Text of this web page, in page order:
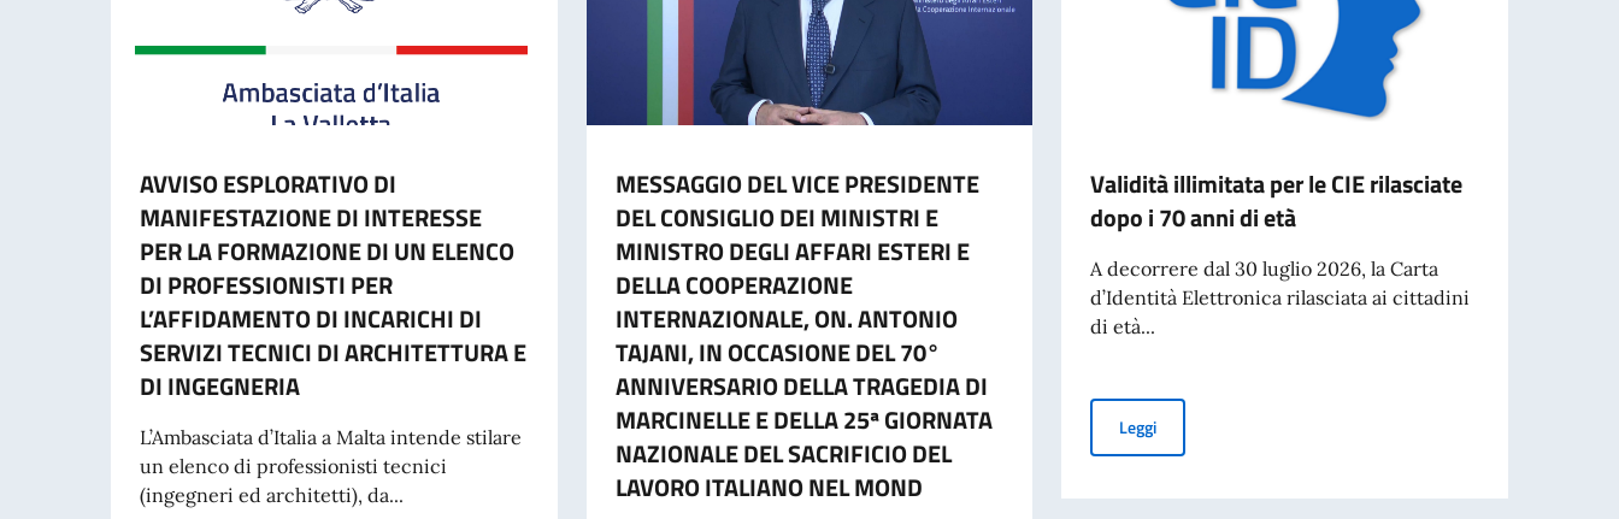
AVVISO ESPLORATIVO DI
MANIFESTAZIONE DI INTERESSE
PER LA FORMAZIONE DI UN ELENCO
DI PROFESSIONISTI PER
L’AFFIDAMENTO DI INCARICHI DI
SERVIZI TECNICI DI ARCHITETTURA E
DI INGEGNERIA
L’Ambasciata d’Italia a Malta intende stilare
un elenco di professionisti tecnici
(ingegneri ed architetti), da...
MESSAGGIO DEL VICE PRESIDENTE
DEL CONSIGLIO DEI MINISTRI E
MINISTRO DEGLI AFFARI ESTERI E
DELLA COOPERAZIONE
INTERNAZIONALE, ON. ANTONIO
TAJANI, IN OCCASIONE DEL 70°
ANNIVERSARIO DELLA TRAGEDIA DI
MARCINELLE E DELLA 25ª GIORNATA
NAZIONALE DEL SACRIFICIO DEL
LAVORO ITALIANO NEL MOND
Validità illimitata per le CIE rilasciate
dopo i 70 anni di età
A decorrere dal 30 luglio 2026, la Carta
d’Identità Elettronica rilasciata ai cittadini
di età...
LeggiValidità illimitata per le CIE rilasciate dopo i 70 anni di età